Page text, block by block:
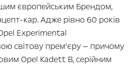
європейським Брендом,
кар. Адже рівно 60 років
Experimental
світову прем’єру — причому
Opel Kadett B, серійним